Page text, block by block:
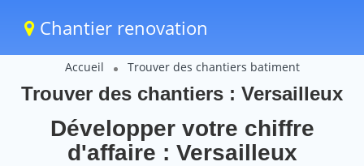
Chantier renovation
Accueil Trouver des chantiers batiment
Trouver des chantiers : Versailleux
Développer votre chiffre
d'affaire : Versailleux